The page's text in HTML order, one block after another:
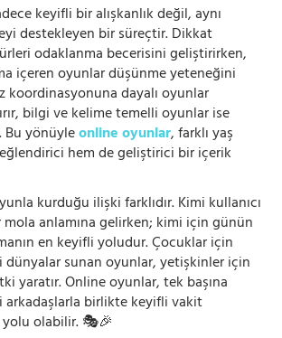
keyifli bir alışkanlık değil, aynı
destekleyen bir süreçtir. Dikkat
odaklanma becerisini geliştirirken,
içeren oyunlar düşünme yeteneğini
koordinasyonuna dayalı oyunlar
bilgi ve kelime temelli oyunlar ise
Bu yönüyleonline oyunlar, farklı yaş
hem de geliştirici bir içerik
kurduğu ilişki farklıdır. Kimi kullanıcı
mola anlamına gelirken; kimi için günün
en keyifli yoludur. Çocuklar için
dünyalar sunan oyunlar, yetişkinler için
yaratır. Online oyunlar, tek başına
birlikte keyifli vakit
olabilir. 🎭🎉